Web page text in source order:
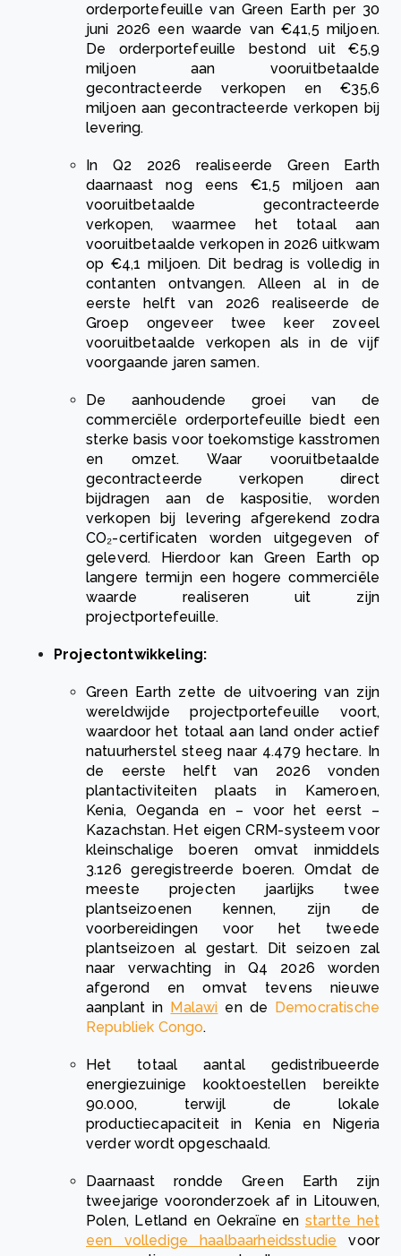
orderportefeuille van Green Earth per 30
juni 2026 een waarde van €41,5 miljoen.
De orderportefeuille bestond uit €5,9
miljoen aan vooruitbetaalde
gecontracteerde verkopen en €35,6
miljoen aan gecontracteerde verkopen bij
levering.
In Q2 2026 realiseerde Green Earth
daarnaast nog eens €1,5 miljoen aan
vooruitbetaalde gecontracteerde
verkopen, waarmee het totaal aan
vooruitbetaalde verkopen in 2026 uitkwam
op €4,1 miljoen. Dit bedrag is volledig in
contanten ontvangen. Alleen al in de
eerste helft van 2026 realiseerde de
Groep ongeveer twee keer zoveel
vooruitbetaalde verkopen als in de vijf
voorgaande jaren samen.
De aanhoudende groei van de
commerciële orderportefeuille biedt een
sterke basis voor toekomstige kasstromen
en omzet. Waar vooruitbetaalde
gecontracteerde verkopen direct
bijdragen aan de kaspositie, worden
verkopen bij levering afgerekend zodra
CO₂-certificaten worden uitgegeven of
geleverd. Hierdoor kan Green Earth op
langere termijn een hogere commerciële
waarde realiseren uit zijn
projectportefeuille.
Projectontwikkeling:
Green Earth zette de uitvoering van zijn
wereldwijde projectportefeuille voort,
waardoor het totaal aan land onder actief
natuurherstel steeg naar 4.479 hectare. In
de eerste helft van 2026 vonden
plantactiviteiten plaats in Kameroen,
Kenia, Oeganda en – voor het eerst –
Kazachstan. Het eigen CRM-systeem voor
kleinschalige boeren omvat inmiddels
3.126 geregistreerde boeren. Omdat de
meeste projecten jaarlijks twee
plantseizoenen kennen, zijn de
voorbereidingen voor het tweede
plantseizoen al gestart. Dit seizoen zal
naar verwachting in Q4 2026 worden
afgerond en omvat tevens nieuwe
aanplant in Malawi en de
Democratische
Republiek Congo.
Het totaal aantal gedistribueerde
energiezuinige kooktoestellen bereikte
90.000, terwijl de lokale
productiecapaciteit in Kenia en Nigeria
verder wordt opgeschaald.
Daarnaast rondde Green Earth zijn
tweejarige vooronderzoek af in Litouwen,
Polen, Letland en Oekraïne en startte het
een volledige haalbaarheidsstudie voor